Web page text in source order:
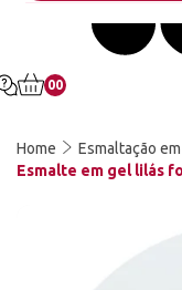
00
Home Esmaltação
Esmalte em gel lilás